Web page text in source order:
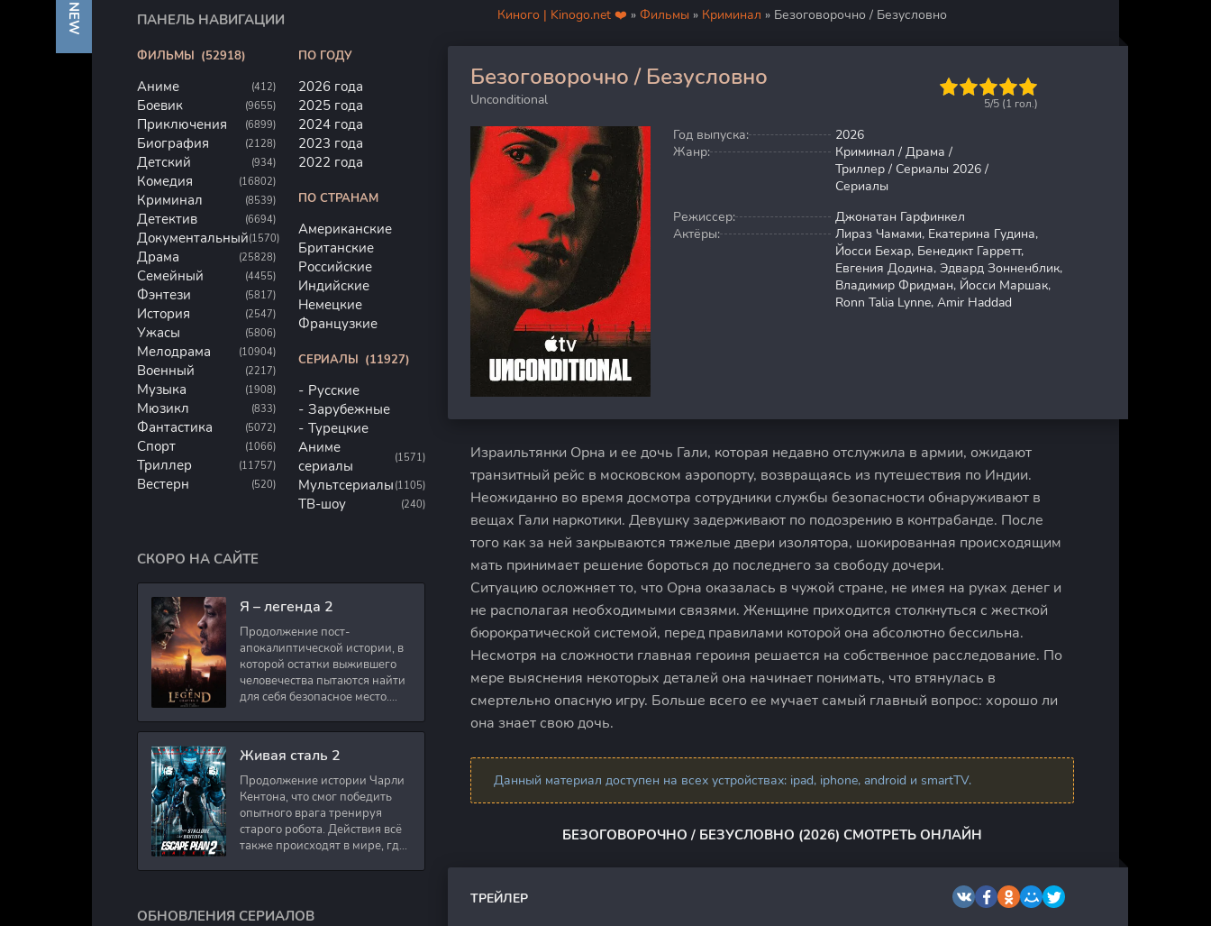
Киного | Kinogo.net ❤️ » Фильмы » Криминал » Безоговорочно / Безусловно
Безоговорочно / Безусловно
Unconditional
100
5/5 (1 гол.)
Год выпуска:
2026
Жанр:
Криминал / Драма /
Триллер / Сериалы 2026 /
Сериалы
Режиссер:
Джонатан Гарфинкел
Актёры:
Лираз Чамами, Екатерина Гудина,
Йосси Бехар, Бенедикт Гарретт,
Евгения Додина, Эдвард Зонненблик,
Владимир Фридман, Йосси Маршак,
Ronn Talia Lynne, Amir Haddad
Израильтянки Орна и ее дочь Гали, которая недавно отслужила в армии, ожидают
транзитный рейс в московском аэропорту, возвращаясь из путешествия по Индии.
Неожиданно во время досмотра сотрудники службы безопасности обнаруживают в
вещах Гали наркотики. Девушку задерживают по подозрению в контрабанде. После
того как за ней закрываются тяжелые двери изолятора, шокированная происходящим
мать принимает решение бороться до последнего за свободу дочери.
Ситуацию осложняет то, что Орна оказалась в чужой стране, не имея на руках денег и
не располагая необходимыми связями. Женщине приходится столкнуться с жесткой
бюрократической системой, перед правилами которой она абсолютно бессильна.
Несмотря на сложности главная героиня решается на собственное расследование. По
мере выяснения некоторых деталей она начинает понимать, что втянулась в
смертельно опасную игру. Больше всего ее мучает самый главный вопрос: хорошо ли
она знает свою дочь.
Данный материал доступен на всех устройствах: ipad, iphone, android и smartTV.
БЕЗОГОВОРОЧНО / БЕЗУСЛОВНО (2026) СМОТРЕТЬ ОНЛАЙН
ТРЕЙЛЕР
ПАНЕЛЬ НАВИГАЦИИ
NEW
ФИЛЬМЫ (52918)
Аниме (412)
Боевик (9655)
Приключения (6899)
Биография (2128)
Детский (934)
Комедия (16802)
Криминал (8539)
Детектив (6694)
Документальный(1570)
Драма (25828)
Семейный (4455)
Фэнтези (5817)
История (2547)
Ужасы (5806)
Мелодрама (10904)
Военный (2217)
Музыка (1908)
Мюзикл (833)
Фантастика (5072)
Спорт (1066)
Триллер (11757)
Вестерн (520)
ПО ГОДУ
2026 года
2025 года
2024 года
2023 года
2022 года
ПО СТРАНАМ
Американские
Британские
Российские
Индийские
Немецкие
Французкие
СЕРИАЛЫ (11927)
Русские
Зарубежные
Турецкие
Аниме
сериалы
(1571)
Мультсериалы (1105)
ТВ-шоу (240)
СКОРО НА САЙТЕ
Я – легенда 2
Продолжение пост-
апокалиптической истории, в
которой остатки выжившего
человечества пытаются найти
для себя безопасное место.
работал в медицинском
Живая сталь 2
Продолжение истории Чарли
Кентона, что смог победить
опытного врага тренируя
старого робота. Действия всё
также происходят в мире, где
ОБНОВЛЕНИЯ СЕРИАЛОВ